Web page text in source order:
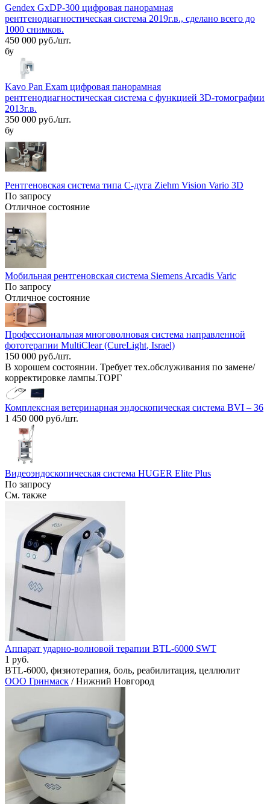
Gendex GxDP-300 цифровая панорамная
рентгенодиагностическая система 2019г.в., сделано всего до
1000 снимков.
450 000 руб./шт.
бу
Kavo Pan Exam цифровая панорамная
рентгенодиагностическая система с функцией 3D-томографии
2013г.в.
350 000 руб./шт.
бу
Рентгеновская система типа С-дуга Ziehm Vision Vario 3D
По запросу
Отличное состояние
Мобильная рентгеновская система Siemens Arcadis Varic
По запросу
Отличное состояние
Профессиональная многоволновая система направленной
фототерапии MultiClear (CureLight, Israel)
150 000 руб./шт.
В хорошем состоянии. Требует тех.обслуживания по замене/
корректировке лампы.ТОРГ
Комплексная ветеринарная эндоскопическая система BVI – 36
1 450 000 руб./шт.
Видеоэндоскопическая система HUGER Elite Plus
По запросу
См. также
Аппарат ударно-волновой терапии BTL-6000 SWT
1 руб.
BTL-6000, физиотерапия, боль, реабилитация, целлюлит
ООО Гринмаск / Нижний Новгород